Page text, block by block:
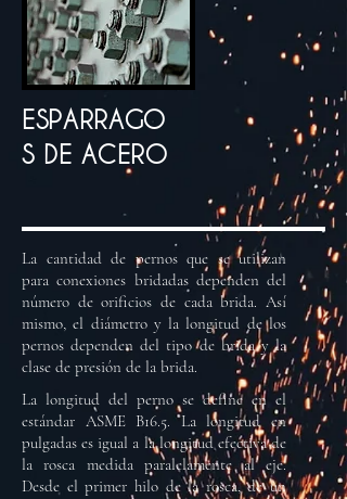
ESPARRAGO
S DE ACERO
La cantidad de pernos que se utilizan
para conexiones bridadas dependen del
número de orificios de cada brida. Así
mismo, el diámetro y la longitud de los
pernos dependen del tipo de brida y la
clase de presión de la brida.
La longitud del perno se define en el
estándar ASME B16.5. La longitud en
pulgadas es igual a la longitud efectiva de
la rosca medida paralelamente al eje.
Desde el primer hilo de la rosca, de un